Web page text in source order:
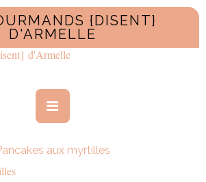
{DISENT}
D'ARMELLE
aux myrtilles